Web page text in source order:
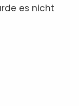
es nicht